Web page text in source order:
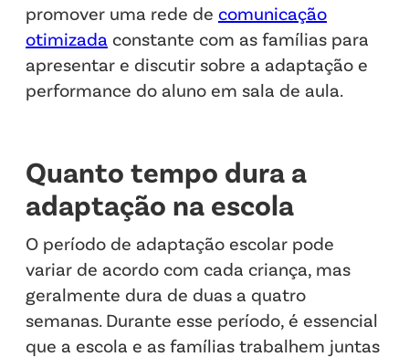
promover uma rede de comunicação
otimizada constante com as famílias para
apresentar e discutir sobre a adaptação e
performance do aluno em sala de aula.
Quanto tempo dura a
adaptação na escola
O período de adaptação escolar pode
variar de acordo com cada criança, mas
geralmente dura de duas a quatro
semanas. Durante esse período, é essencial
que a escola e as famílias trabalhem juntas